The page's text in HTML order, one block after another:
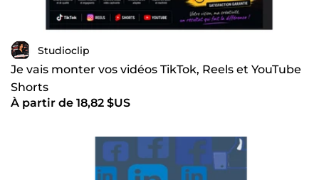
Studioclip
Je vais monter vos vidéos TikTok, Reels et YouTube
Shorts
À partir de 18,82 $US